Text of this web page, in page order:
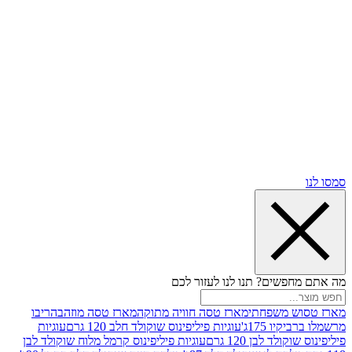
תנו לנו לעזור לכם
משפחתימארז טסה חוויה מתוקהמארז טסה מוזהבהריבו
175ג'
עוגיות פיליפינוס שוקולד חלב 120 גרם
עוגיות
לבן 120 גרם
עוגיות פיליפינוס קרמל מלוח שוקולד לבן